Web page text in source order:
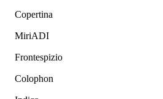
Copertina
MiriADI
Frontespizio
Colophon